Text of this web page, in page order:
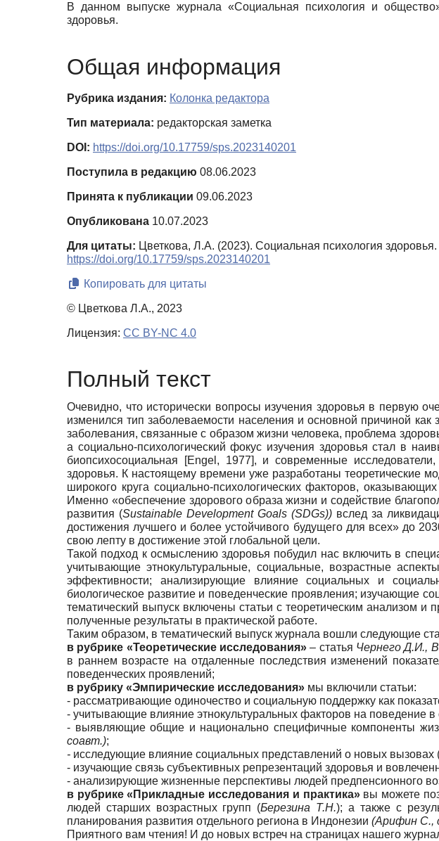
В данном выпуске журнала «Социальная психология и
здоровья.
Общая информация
Рубрика издания: Колонка редактора
Тип материала: редакторская заметка
DOI: https://doi.org/10.17759/sps.2023140201
Поступила в редакцию 08.06.2023
Принята к публикации 09.06.2023
Опубликована 10.07.2023
Для цитаты: Цветкова, Л.А. (2023). Социальная психология здоровья.
https://doi.org/10.17759/sps.2023140201
Копировать для цитаты
© Цветкова Л.А., 2023
Лицензия: CC BY-NC 4.0
Полный текст
Очевидно, что исторически вопросы изучения здоровья в первую
изменился тип заболеваемости населения и основной причиной
заболевания, связанные с образом жизни человека, проблема
а социально-психологический фокус изучения здоровья стал в
биопсихосоциальная
[Engel, 1977], и современные
здоровья. К настоящему времени уже разработаны теоретические
широкого круга социально-психологических факторов,
Именно «обеспечение здорового образа жизни и содействие
развития (Sustainable Development Goals(SDGs))вслед за
достижения лучшего и более устойчивого будущего для всех» до
свою лепту в достижение этой глобальной цели.
Такой подход к осмыслению здоровья побудил нас включить в
учитывающие этнокультуральные, социальные, возрастные
эффективности; анализирующие влияние социальных и
биологическое развитие и поведенческие проявления; изучающие
тематический выпуск включены статьи с теоретическим анализом
полученные результаты в практической работе.
Таким образом, в тематический выпуск журнала вошли следующие
в рубрике «Теоретические исследования»– статья Чернего Д.И.,
в раннем возрасте на отдаленные последствия изменений
поведенческих проявлений;
в рубрику «Эмпирические исследования» мы включили статьи:
- рассматривающие одиночество и социальную поддержку как
- учитывающие влияние этнокультуральных факторов на поведение
- выявляющие общие и национально специфичные компоненты
соавт.);
- исследующие влияние социальных представлений о новых
- изучающие связь субъективных репрезентаций здоровья и
- анализирующие жизненные перспективы людей предпенсионного
в рубрике «Прикладные исследования и практика» вы можете
людей старших возрастных групп (Березина Т.Н.); а также с
планирования развития отдельного региона в Индонезии (Арифин С.,
Приятного вам чтения! И до новых встреч на страницах нашего